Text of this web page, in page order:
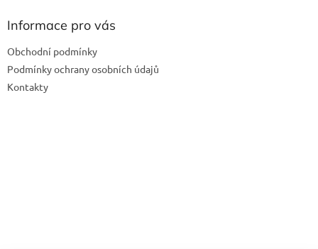
Informace pro vás
Obchodní podmínky
Podmínky ochrany osobních údajů
Kontakty